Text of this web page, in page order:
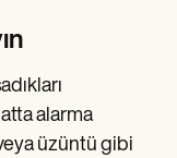
alarma
üzüntü gibi